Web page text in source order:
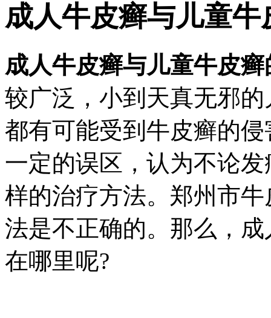
成人牛皮癣与儿童牛
成人牛皮癣与儿童牛皮
较广泛，小到天真无邪
都有可能受到牛皮癣的
一定的误区，认为不论
样的治疗方法。郑州市
法是不正确的。那么，
在哪里呢?